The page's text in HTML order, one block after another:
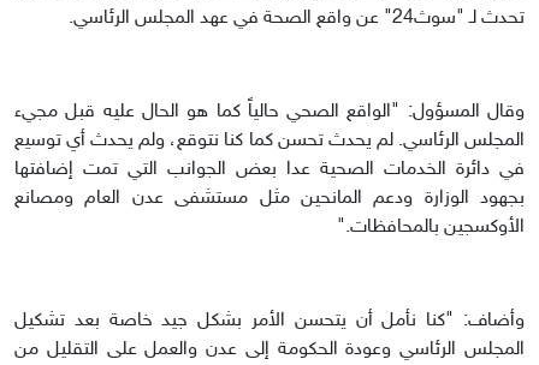
تحدث لـ "سوث24" عن واقع الصحة في عهد المجلس الرئاسي.
وقال المسؤول: "الواقع الصحي حالياً كما هو الحال عليه قبل مجيء
المجلس الرئاسي. لم يحدث تحسن كما كنا نتوقع، ولم يحدث أي توسيع
في دائرة الخدمات الصحية عدا بعض الجوانب التي تمت إضافتها
بجهود الوزارة ودعم المانحين مثل مستشفى عدن العام ومصانع
الأوكسجين بالمحافظات."
وأضاف: "كنا نأمل أن يتحسن الأمر بشكل جيد خاصة بعد تشكيل
المجلس الرئاسي وعودة الحكومة إلى عدن والعمل على التقليل من